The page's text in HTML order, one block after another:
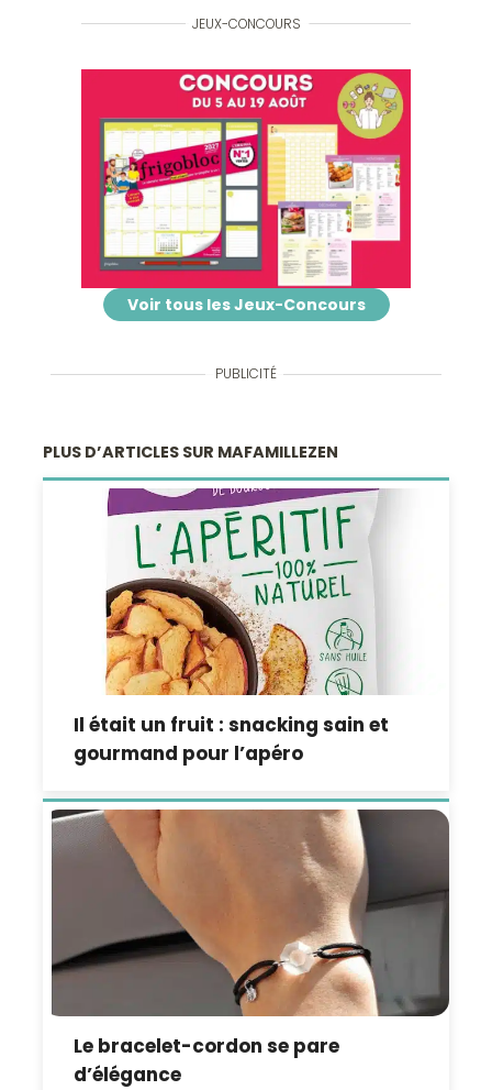
JEUX-CONCOURS
Voir tous les Jeux-Concours
PUBLICITÉ
PLUS D’ARTICLES SUR MAFAMILLEZEN
Il était un fruit : snacking sain et
gourmand pour l’apéro
Le bracelet-cordon se pare
d’élégance